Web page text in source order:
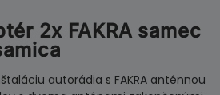
2x FAKRA samec
autorádia s FAKRA anténnou